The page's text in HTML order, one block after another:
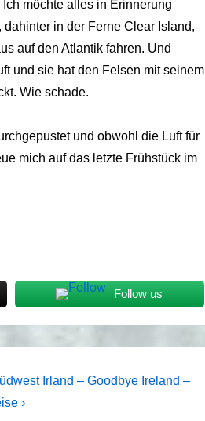
möchte alles in Erinnerung
in der Ferne Clear Island,
auf den Atlantik fahren. Und
und sie hat den Felsen mit seinem
Wie schade.
und obwohl die Luft für
mich auf das letzte Frühstück im
Follow us
Irland – Goodbye Ireland –
›